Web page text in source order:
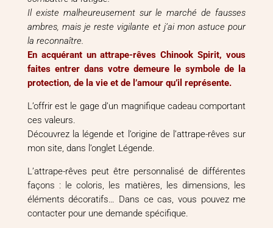
Il existe malheureusement sur le marché de fausses
ambres, mais je reste vigilante et j’ai mon astuce pour
la reconnaître.
En acquérant un attrape-rêves Chinook Spirit, vous
faites entrer dans votre demeure le symbole de la
protection, de la vie et de l’amour qu’il représente.
L’offrir est le gage d’un magnifique cadeau comportant
ces valeurs.
Découvrez la légende et l’origine de l’attrape-rêves sur
mon site, dans l’onglet Légende.
L’attrape-rêves peut être personnalisé de différentes
façons : le coloris, les matières, les dimensions, les
éléments décoratifs… Dans ce cas, vous pouvez me
contacter pour une demande spécifique.